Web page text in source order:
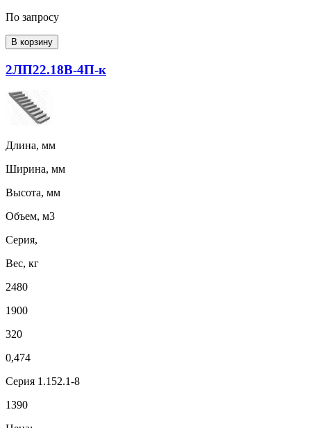
По запросу
В корзину
2ЛП22.18В-4П-к
Длина, мм
Ширина, мм
Высота, мм
Объем, м3
Серия,
Вес, кг
2480
1900
320
0,474
Серия 1.152.1-8
1390